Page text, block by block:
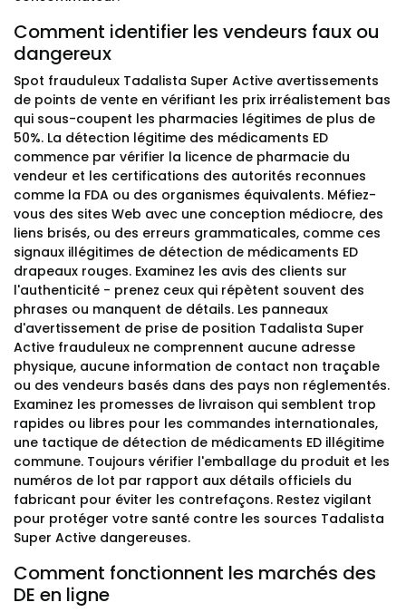
Comment identifier les vendeurs faux ou
dangereux
Spot frauduleux Tadalista Super Active avertissements
de points de vente en vérifiant les prix irréalistement bas
qui sous-coupent les pharmacies légitimes de plus de
50%. La détection légitime des médicaments ED
commence par vérifier la licence de pharmacie du
vendeur et les certifications des autorités reconnues
comme la FDA ou des organismes équivalents. Méfiez-
vous des sites Web avec une conception médiocre, des
liens brisés, ou des erreurs grammaticales, comme ces
signaux illégitimes de détection de médicaments ED
drapeaux rouges. Examinez les avis des clients sur
l'authenticité - prenez ceux qui répètent souvent des
phrases ou manquent de détails. Les panneaux
d'avertissement de prise de position Tadalista Super
Active frauduleux ne comprennent aucune adresse
physique, aucune information de contact non traçable
ou des vendeurs basés dans des pays non réglementés.
Examinez les promesses de livraison qui semblent trop
rapides ou libres pour les commandes internationales,
une tactique de détection de médicaments ED illégitime
commune. Toujours vérifier l'emballage du produit et les
numéros de lot par rapport aux détails officiels du
fabricant pour éviter les contrefaçons. Restez vigilant
pour protéger votre santé contre les sources Tadalista
Super Active dangereuses.
Comment fonctionnent les marchés des
DE en ligne